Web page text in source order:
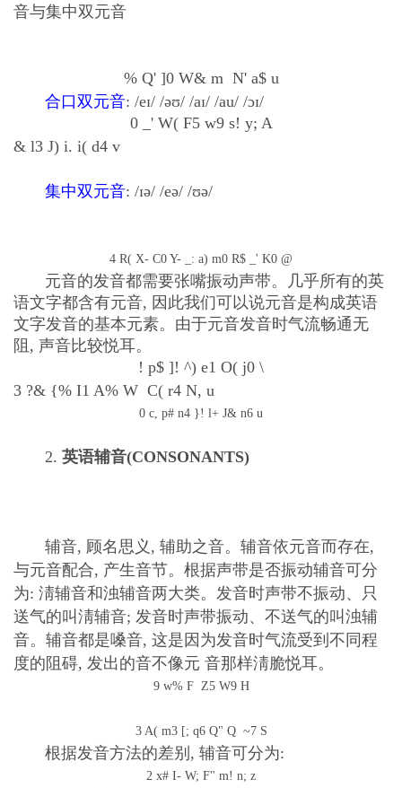
音与集中双元音
% Q' ]0 W& m N' a$ u
合口双元音: /eɪ/ /əʊ/ /aɪ/ /au/ /ɔɪ/
0 _' W( F5 w9 s! y; A
& l3 J) i. i( d4 v
集中双元音: /ɪə/ /eə/ /ʊə/
4 R( X- C0 Y- _: a) m0 R$ _' K0 @
元音的发音都需要张嘴振动声带。几乎所有的英
语文字都含有元音, 因此我们可以说元音是构成英语
文字发音的基本元素。由于元音发音时气流畅通无
阻, 声音比较悦耳。
! p$ ]! ^) e1 O( j0 \
3 ?& {% I1 A% W C( r4 N, u
0 c, p# n4 }! l+ J& n6 u
2. 英语辅音(CONSONANTS)
辅音, 顾名思义 , 辅助之音。辅音依元音而存在,
与元音配合, 产生音节。根据声带是否振动辅音可分
为: 淸辅音和浊辅音两大类。发音时声带不振动、只
送气的叫淸辅音; 发音时声带振动、不送气的叫浊辅
音。辅音都是嗓音, 这是因为发音时气流受到不同程
度的阻碍, 发出的音不像元 音那样淸脆悦耳。
9 w% F Z5 W9 H
3 A( m3 [; q6 Q" Q ~7 S
根据发音方法的差别 , 辅音可分为:
2 x# I- W; F" m! n; z